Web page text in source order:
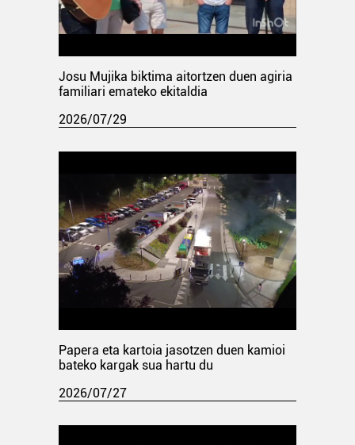
Josu Mujika biktima aitortzen duen agiria
familiari emateko ekitaldia
2026/07/29
Papera eta kartoia jasotzen duen kamioi
bateko kargak sua hartu du
2026/07/27